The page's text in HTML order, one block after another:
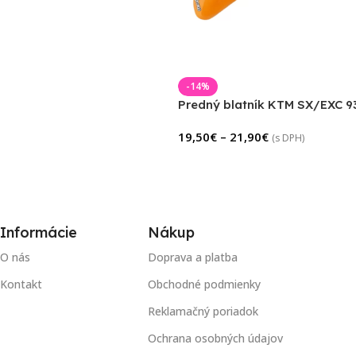
-14%
Predný blatník KTM SX/EXC
19,50€ – 21,90€ (s DPH)
Informácie
O nás
Kontakt
Nákup
Doprava a platba
Obchodné podmienky
Reklamačný poriadok
Ochrana osobných údajov